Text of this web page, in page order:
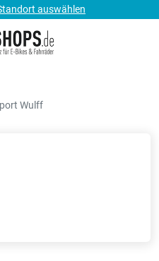
auswählen
Wulff